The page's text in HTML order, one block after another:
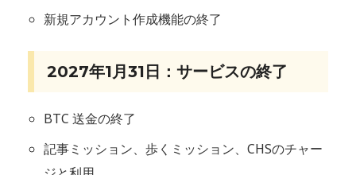
新規アカウント作成機能の終了
2027年1月31日：サービスの終了
BTC 送金の終了
記事ミッション、歩くミッション、CHSのチャー